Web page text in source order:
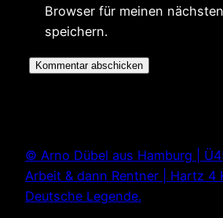
Browser für meinen
speichern.
© Arno Dübel aus Hamburg |
Arbeit & dann Rentner | Hartz 4
Deutsche Legende.